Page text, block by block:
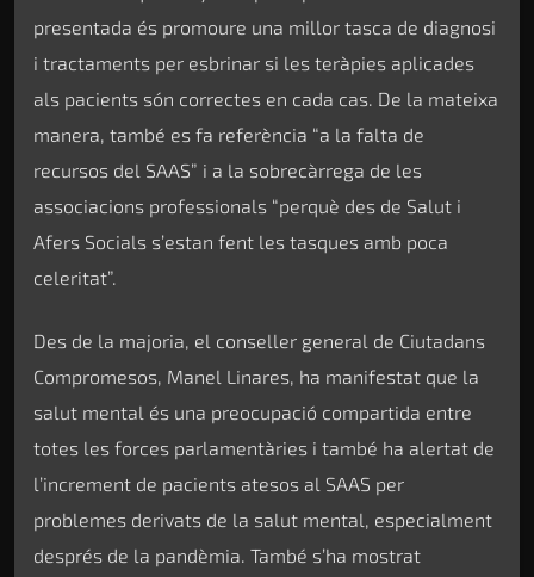
presentada és promoure una millor tasca de diagnosi
i tractaments per esbrinar si les teràpies aplicades
als pacients són correctes en cada cas. De la mateixa
manera, també es fa referència “a la falta de
recursos del SAAS” i a la sobrecàrrega de les
associacions professionals “perquè des de Salut i
Afers Socials s’estan fent les tasques amb poca
celeritat”.
Des de la majoria, el conseller general de Ciutadans
Compromesos, Manel Linares, ha manifestat que la
salut mental és una preocupació compartida entre
totes les forces parlamentàries i també ha alertat de
l’increment de pacients atesos al SAAS per
problemes derivats de la salut mental, especialment
després de la pandèmia. També s’ha mostrat